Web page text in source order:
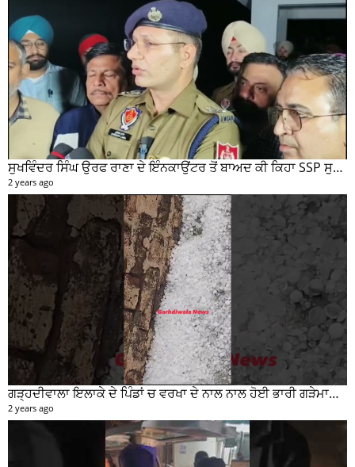
ਸੁਖਵਿੰਦਰ ਸਿੰਘ ਉਰਫ ਰਾਣਾ ਦੇ ਇੰਨਕਾਉਂਟਰ ਤੋਂ ਬਾਅਦ ਕੀ ਕਿਹਾ SSP ਸੁਰੇਂਦਰ ਲਾਂਬਾ ਤੁਸੀਂ ਵੀ ਸੁਣੋ...
2 years ago
ਗੜ੍ਹਦੀਵਾਲਾ ਇਲਾਕੇ ਦੇ ਪਿੰਡਾਂ ਚ ਵਰਖਾ ਦੇ ਨਾਲ ਨਾਲ ਹੋਈ ਭਾਰੀ ਗੜੇਮਾਰੀ ਦੀਆਂ ਦੇਖੋ ਤਸਵੀਰਾਂ #garhdiwala #snow
2 years ago